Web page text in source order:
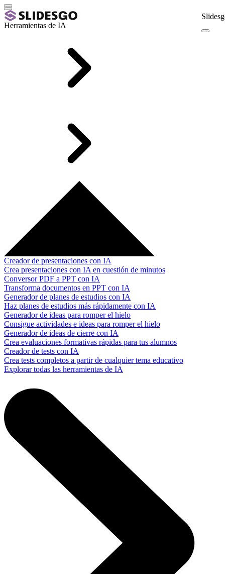
Herramientas de IA
Creador de presentaciones con IA
Crea presentaciones con IA en cuestión de minutos
Conversor PDF a PPT con IA
Transforma documentos en PPT con IA
Generador de planes de estudios con IA
Haz planes de estudios más rápidamente con IA
Generador de ideas para romper el hielo
Consigue actividades e ideas para romper el hielo
Generador de ideas de cierre con IA
Crea evaluaciones formativas rápidas para tus alumnos
Creador de tests con IA
Crea tests completos a partir de cualquier tema educativo
Explorar todas las herramientas de IA